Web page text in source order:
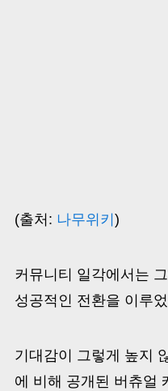
(출처: 나무위키 )
커뮤니티 일각에서는
성공적인 전환을 이루
기대감이 그렇게 높지
에 비해 공개된 버츄얼